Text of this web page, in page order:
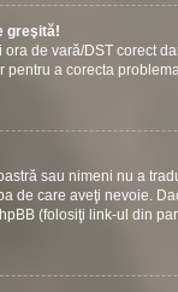
greşită!
de vară/DST corect
pentru a corecta
sau nimeni nu a
de care aveţi nevoie.
(folosiţi link-ul din